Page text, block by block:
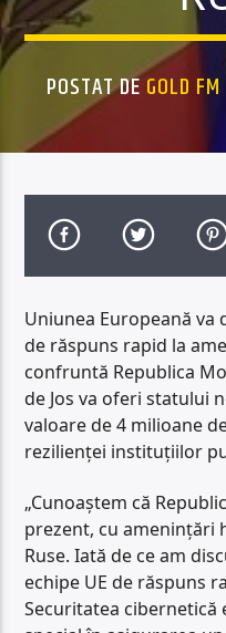
POSTAT DEGOLD
Uniunea Europeană va
de răspuns rapid la
confruntă Republica
de Jos va oferi statului
valoare de 4 milioane
rezilienței instituțiilor
„Cunoaștem că
prezent, cu amenințări
Ruse. Iată de ce am
echipe UE de răspuns
Securitatea cibernetică